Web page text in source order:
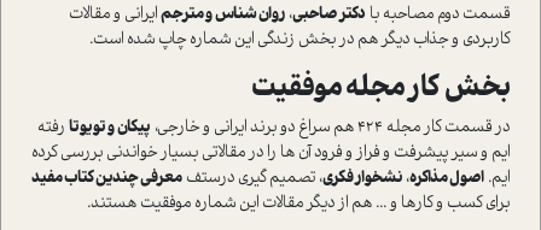
قسمت دوم مصاحبه با دکتر صاحبی، روان شناس و مترجمایرانی و مقالات
کاربردی و جذاب دیگر هم در بخش زندگی این شماره چاپ شده است.
بخش کار مجله موفقیت
در قسمت کار مجله 424 هم سراغ دو برند ایرانی و خارجی، پیکان و تویوتا رفته
ایم و سیر پیشرفت و فراز و فرود آن ها را در مقالاتی بسیار خواندنی بررسی کرده
ایم. اصول مذاکره، نشخوار فکری، تصمیم گیری درستف معرفی چندین کتاب مفید
برای کسب و کارها و ... هم از دیگر مقالات این شماره موفقیت هستند.